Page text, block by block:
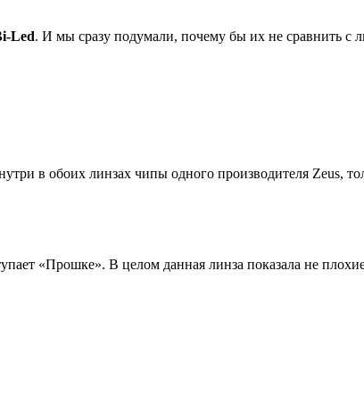
Led. И мы сразу подумали, почему бы их не сравнить с
в обоих линзах чипы одного производителя Zeus,
«Прошке». В целом данная линза показала не